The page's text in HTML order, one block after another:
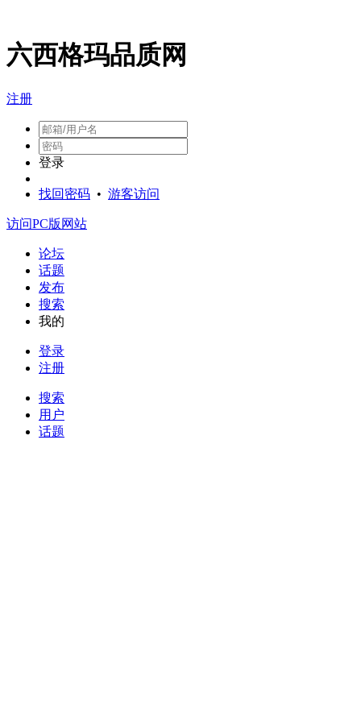
六西格玛品质网
注册
登录
找回密码 • 游客访问
访问PC版网站
论坛
话题
发布
搜索
我的
登录
注册
搜索
用户
话题